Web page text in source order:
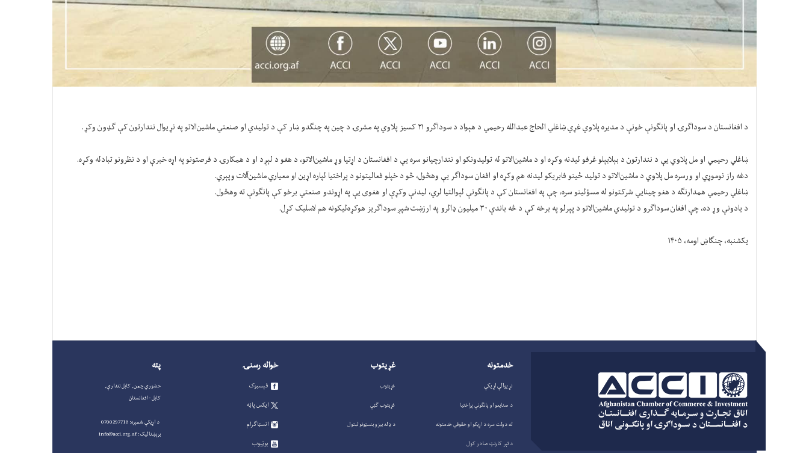
د افغانستان د سوداګرۍ او پانګونې خونې د مدیره پلاوي غړي ښاغلي الحاج عبدالله رحیمي د هېواد د سوداګرو ۲۱ کسیز پلاوي په مشرۍ د چین په چنګدو ښار کې د تولیدي او صنعتي ماشین‌الاتو په نړیوال نندارتون کې ګډون وکړ.
ښاغلي رحیمي او مل پلاوي یې د نندارتون د بېلابېلو غرفو لیدنه وکړه او د ماشین‌الاتو له تولیدونکو او نندارچیانو سره یې د افغانستان د اړتیا وړ ماشین‌الاتو، د هغو د لېږد او د همکارۍ د فرصتونو په اړه خبرې او د نظرونو تبادله وکړه.
دغه راز نوموړي او ورسره مل پلاوي د ماشین‌الاتو د تولید ځينو فابریکو لیدنه هم وکړه او افغان سوداګر یې وهڅول، څو د خپلو فعالیتونو د پراختیا لپاره اړین او معیاري ماشین‌آلات وپېري.
ښاغلي رحیمي همدارنګه د هغو چينايي شرکتونو له مسؤلینو سره، چې په افغانستان کې د پانګونې لېوالتیا لري، لیدنې وکړې او هغوی یې په اړوندو صنعتي برخو کې پانګونې ته وهڅول.
د یادونې وړ ده، چې افغان سوداګرو د تولیدي ماشین‌الاتو د پېرلو په برخه کې د څه باندې ۳۰ میلیون ډالرو په ارزښت شپږ سوداګریز هوکړه‌لیکونه هم لاسلیک کړل.
یکشنبه، چنګاښ اومه، ۱۴۰۵
خدمتونه
نړیوالې اړیکې
د صنايعو او پانگونې پراختيا
له دولت سره د اړیکو او حقوقي خدمتونه
د تېر کارنټ صادر کول
غړيتوب
غړيتوب
غړيتوب گټې
د ډله ییزو بنسټونو ثبتول
خواله رسنۍ
فېسبوک
ایکس پاڼه
انسټاګرام
یوټیوب
پته
حضوري چمن, کابل نندارې,
کابل - افغانستان
د اړیکې شمېره: 0700297718
برېښنالیک: info@acci.org.af